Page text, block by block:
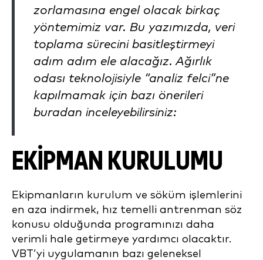
zorlamasına engel olacak birkaç
yöntemimiz var. Bu yazımızda, veri
toplama sürecini basitleştirmeyi
adım adım ele alacağız. Ağırlık
odası teknolojisiyle “analiz felci”ne
kapılmamak için bazı önerileri
buradan inceleyebilirsiniz:
EKİPMAN KURULUMU
Ekipmanların kurulum ve söküm işlemlerini
en aza indirmek, hız temelli antrenman söz
konusu olduğunda programınızı daha
verimli hale getirmeye yardımcı olacaktır.
VBT’yi uygulamanın bazı geleneksel